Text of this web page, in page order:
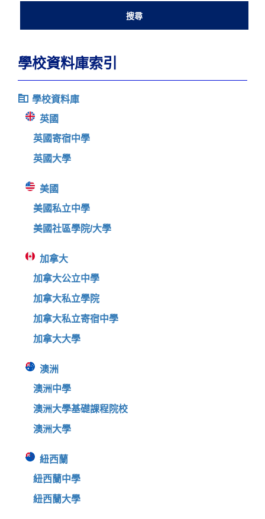
學校資料庫索引
學校資料庫
英國
英國寄宿中學
英國大學
美國
美國私立中學
美國社區學院/大學
加拿大
加拿大公立中學
加拿大私立學院
加拿大私立寄宿中學
加拿大大學
澳洲
澳洲中學
澳洲大學基礎課程院校
澳洲大學
紐西蘭
紐西蘭中學
紐西蘭大學